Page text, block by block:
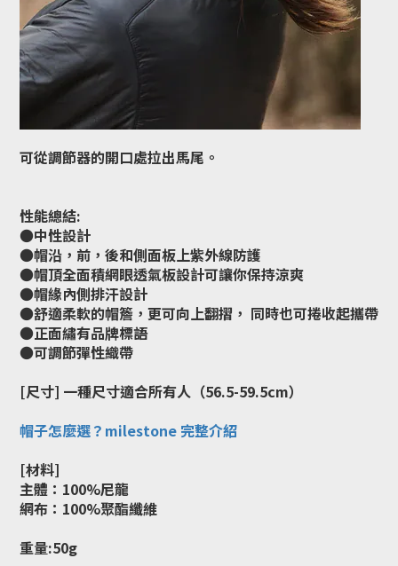
可從調節器的開口處拉出馬尾。
性能總結:
●中性設計
●帽沿，前，後和側面板上紫外線防護
●帽頂全面積網眼透氣板設計可讓你保持涼爽
●帽緣內側排汗設計
●舒適柔軟的帽簷，更可向上翻摺， 同時也可捲收起攜帶
●正面繡有品牌標語
●可調節彈性織帶
[尺寸] 一種尺寸適合所有人（56.5-59.5cm）
帽子怎麼選？milestone 完整介紹
[材料]
主體：100%尼龍
網布：100%聚酯纖維
重量:50g